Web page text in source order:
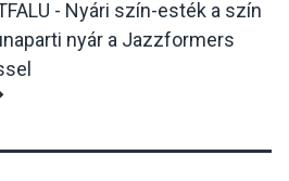
KÖRNYEZET
- Nyári szín-esték a szín
nyár a Jazzformers